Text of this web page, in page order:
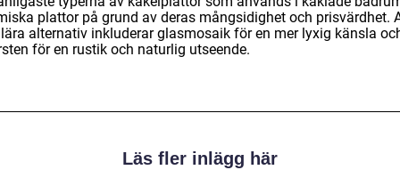
plattor på grund av deras mångsidighet och prisvärdhet.
alternativ inkluderar glasmosaik för en mer lyxig känsla
för en rustik och naturlig utseende.
Läs fler inlägg här